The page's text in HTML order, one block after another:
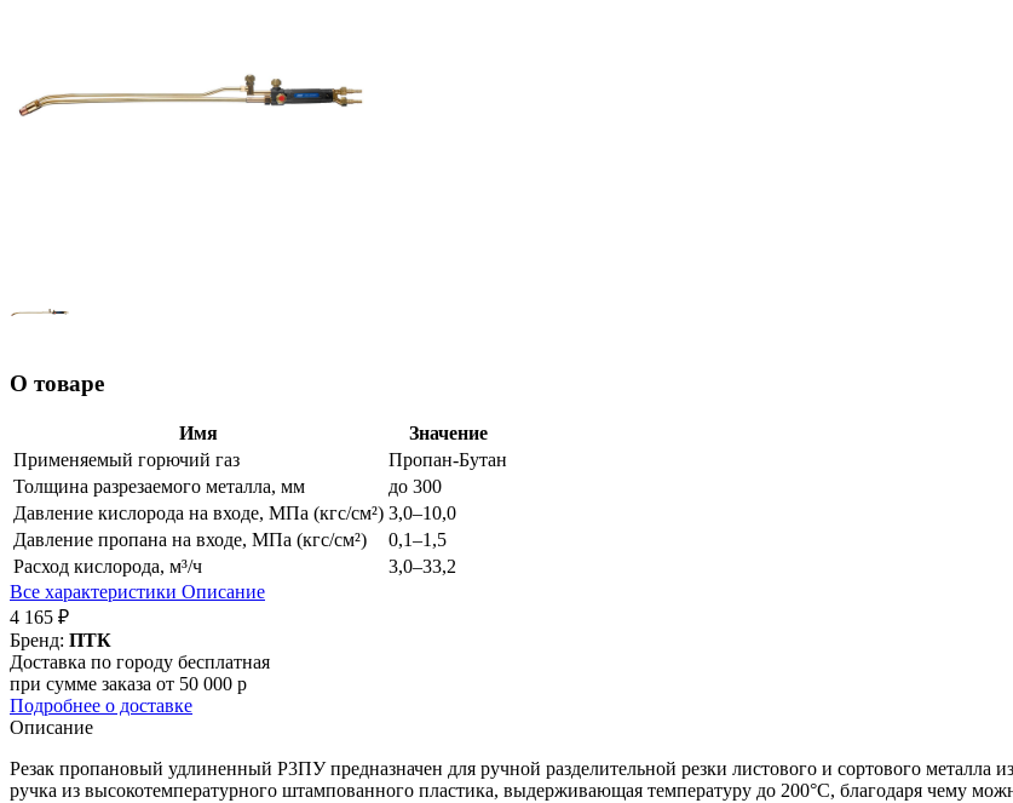
О товаре
Имя
Значение
Применяемый горючий газ
Пропан-Бутан
Толщина разрезаемого металла, мм
до 300
Давление кислорода на входе, МПа (кгс/см²) 3,0–10,0
Давление пропана на входе, МПа (кгс/см²)
0,1–1,5
Расход кислорода, м³/ч
3,0–33,2
Все характеристики Описание
4 165 ₽
Бренд: ПТК
Доставка по городу бесплатная
при сумме заказа от 50 000 р
Подробнее о доставке
Описание
Резак пропановый удлиненный Р3ПУ предназначен для ручной разделительной резки листового и сортового металла
ручка из высокотемпературного штампованного пластика, выдерживающая температуру до 200°С, благодаря чему